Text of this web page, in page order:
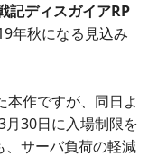
記ディスガイアRP
年秋になる見込み
作ですが、同日よ
月30日に入場制限を
サーバ負荷の軽減